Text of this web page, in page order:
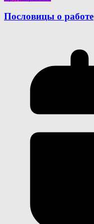
Пословицы о работе